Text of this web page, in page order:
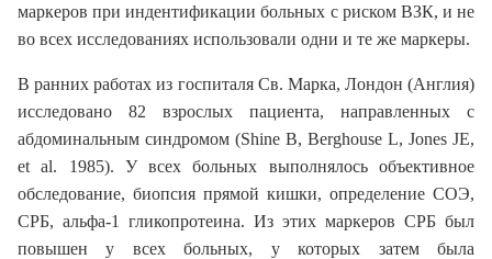
маркеров при индентификации больных с риском ВЗК, и не
во всех исследованиях использовали одни и те же маркеры.
В ранних работах из госпиталя Св. Марка, Лондон (Англия)
исследовано 82 взрослых пациента, направленных с
абдоминальным синдромом (Shine B, Berghouse L, Jones JE,
et al. 1985). У всех больных выполнялось объективное
обследование, биопсия прямой кишки, определение СОЭ,
СРБ, альфа-1 гликопротеина. Из этих маркеров СРБ был
повышен у всех больных, у которых затем была